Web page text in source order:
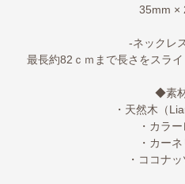
35mm ×
-ネックレ
最長約82ｃｍまで長さをスラ
◆素
・天然木（
・カラ
・カー
・ココナ